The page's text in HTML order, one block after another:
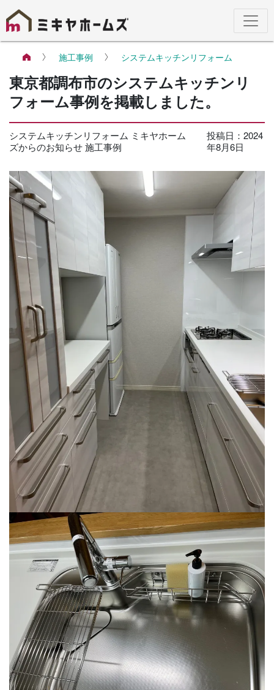
施工事例 システムキッチンリフォーム
東京都調布市のシステムキッチンリ
フォーム事例を掲載しました。
システムキッチンリフォーム ミキヤホーム
ズからのお知らせ施工事例
投稿日：2024
年8月6日